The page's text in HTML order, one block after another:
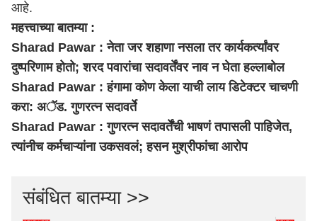
आहे.
महत्त्वाच्या बातम्या :
Sharad Pawar : नेता जर शहाणा नसला तर कार्यकर्त्यांवर
दुष्परिणाम होतो; शरद पवारांचा सदावर्तेंवर नाव न घेता हल्लाबोल
Sharad Pawar : हंगामा कोण केला याची लाय डिटेक्टर चाचणी
करा: अॅड. गुणरत्न सदावर्ते
Sharad Pawar : गुणरत्न सदावर्तेंची भाषणं तपासली पाहिजेत,
त्यांनीच कर्मचाऱ्यांना उकसवलं; हसन मुश्रीफांचा आरोप
संबंधित बातम्या >>